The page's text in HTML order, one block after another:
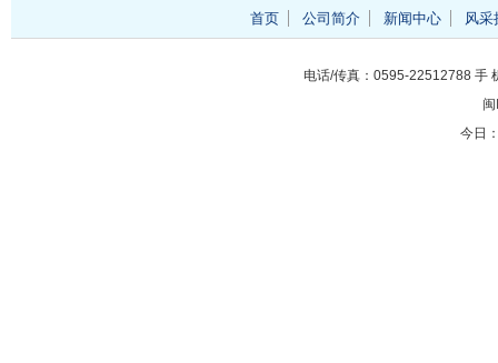
首页 公司简介 新闻中心 风采
电话/传真：0595-22512788 手
今日